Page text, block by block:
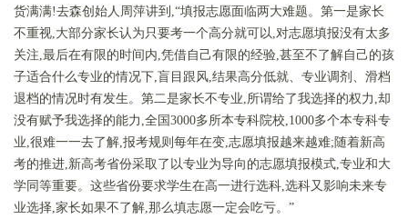
货满满!去森创始人周萍讲到,“填报志愿面临两大难题。第一是家长
不重视,大部分家长认为只要考一个高分就可以,对志愿填报没有太多
关注,最后在有限的时间内,凭借自己有限的经验,甚至不了解自己的孩
子适合什么专业的情况下,盲目跟风,结果高分低就、专业调剂、滑档
退档的情况时有发生。第二是家长不专业,所谓给了我选择的权力,却
没有赋予我选择的能力,全国3000多所本专科院校,1000多个本专科专
业,很难一一去了解,报考规则每年在变,志愿填报越来越难;随着新高
考的推进,新高考省份采取了以专业为导向的志愿填报模式,专业和大
学同等重要。这些省份要求学生在高一进行选科,选科又影响未来专
业选择,家长如果不了解,那么填志愿一定会吃亏。”